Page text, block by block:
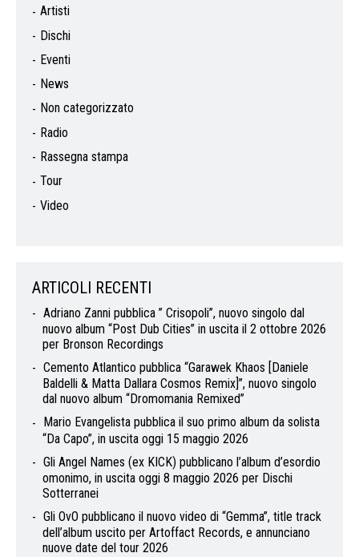
Artisti
Dischi
Eventi
News
Non categorizzato
Radio
Rassegna stampa
Tour
Video
ARTICOLI RECENTI
Adriano Zanni pubblica ” Crisopoli”, nuovo singolo dal
nuovo album “Post Dub Cities” in uscita il 2 ottobre 2026
per Bronson Recordings
Cemento Atlantico pubblica “Garawek Khaos [Daniele
Baldelli & Matta Dallara Cosmos Remix]”, nuovo singolo
dal nuovo album “Dromomania Remixed”
Mario Evangelista pubblica il suo primo album da solista
“Da Capo”, in uscita oggi 15 maggio 2026
Gli Angel Names (ex KICK) pubblicano l’album d’esordio
omonimo, in uscita oggi 8 maggio 2026 per Dischi
Sotterranei
Gli OvO pubblicano il nuovo video di “Gemma”, title track
dell’album uscito per Artoffact Records, e annunciano
nuove date del tour 2026